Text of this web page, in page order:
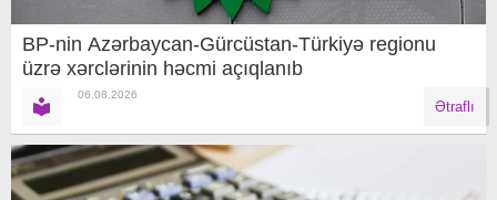
BP-nin Azərbaycan-Gürcüstan-Türkiyə regionu
üzrə xərclərinin həcmi açıqlanıb
06.08.2026
Ətraflı